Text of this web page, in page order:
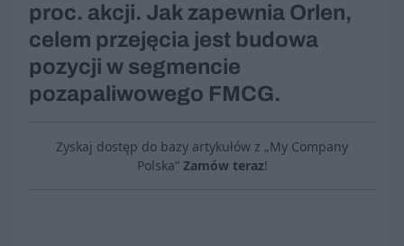
proc. akcji. Jak zapewnia Orlen,
celem przejęcia jest budowa
pozycji w segmencie
pozapaliwowego FMCG.
Zyskaj dostęp do bazy artykułów z „My Company
Polska” Zamów teraz!